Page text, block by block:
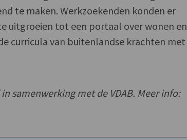
te maken. Werkzoekenden konden er
uitgroeien tot een portaal over wonen en
curricula van buitenlandse krachten met
samenwerking met de VDAB. Meer info: